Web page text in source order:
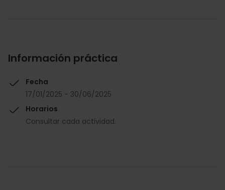
Información práctica
Fecha
17/01/2025 - 30/06/2025
Horarios
Consultar cada actividad.